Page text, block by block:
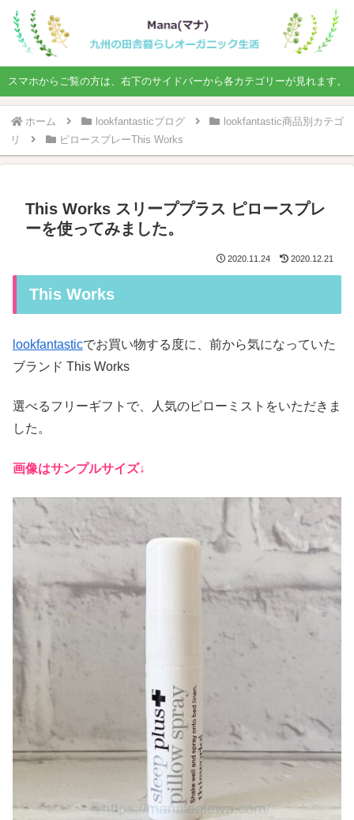
スマホからご覧の方は、右下のサイドバーから各カテゴリーが見れます。
ホーム lookfantasticブログ
lookfantastic商品別カテゴ
リ
ピロースプレーThis Works
This Works スリーププラス ピロースプレ
ーを使ってみました。
2020.11.24 2020.12.21
This Works
lookfantasticでお買い物する度に、前から気になっていた
ブランド This Works
選べるフリーギフトで、人気のピローミストをいただきま
した。
画像はサンプルサイズ↓